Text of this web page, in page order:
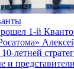
1-й
летней
и